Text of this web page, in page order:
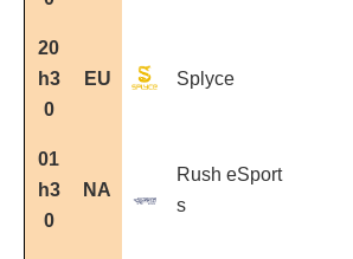
20
h3
0
EU Splyce
01
h3
0
NA
Rush eSport
s